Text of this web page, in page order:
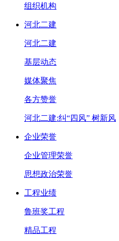
组织机构
河北二建
河北二建
基层动态
媒体聚焦
各方赞誉
河北二建:纠“四风” 树新风
企业荣誉
企业管理荣誉
思想政治荣誉
工程业绩
鲁班奖工程
精品工程